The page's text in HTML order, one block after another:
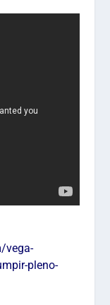
vega-
pleno-